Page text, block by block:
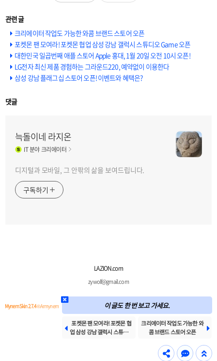
크리에이터 작업도 가능한 와콤 브랜드 스토어 오픈
포켓몬 팬 모여라! 포켓몬 협업 삼성 강남 갤럭시 스튜디오 Game 오픈
대한민국 일곱번째 애플 스토어 Apple 홍대, 1월 20일 오전 10시 오픈!
LG전자 최신 제품 경험하는 그라운드220, 예약없이 이용한다
삼성 강남 플래그십 스토어 오픈! 이벤트와 혜택은?
댓글
늑돌이네 라지온
IT분야 크리에이터
디지털과 모바일, 그 안팎의 삶을 보여드립니다.
구독하기
LAZION.com
zywolf@gmail.com
Mynem Skin 2.7.4© Armynem 이 글도 한 번 보고 가세요.
 포켓몬 팬 모여라! 포켓몬 협
업 삼성 강남 갤럭시 스튜디오
크리에이터 작업도 가능한 와
콤 브랜드 스토어 오픈
